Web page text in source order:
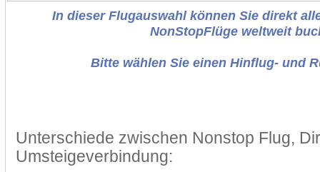
In dieser Flugauswahl können Sie direkt
NonStopFlüge weltweit
Bitte wählen Sie einen Hinflug- und
Unterschiede zwischen Nonstop Flug,
Umsteigeverbindung: